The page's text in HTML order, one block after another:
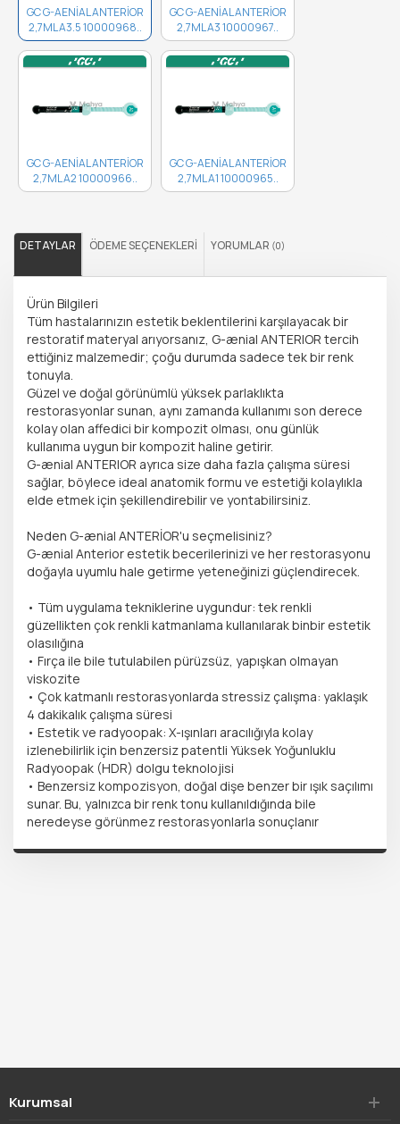
GC G-AENİAL ANTERİOR
2,7ML A3.5 10000968..
GC G-AENİAL ANTERİOR
2,7ML A3 10000967..
GC G-AENİAL ANTERİOR
2,7ML A2 10000966..
GC G-AENİAL ANTERİOR
2,7ML A1 10000965..
DETAYLAR ÖDEME SEÇENEKLERI YORUMLAR (0)
Ürün Bilgileri
Tüm hastalarınızın estetik beklentilerini karşılayacak bir
restoratif materyal arıyorsanız, G-ænial ANTERIOR tercih
ettiğiniz malzemedir; çoğu durumda sadece tek bir renk
tonuyla.
Güzel ve doğal görünümlü yüksek parlaklıkta
restorasyonlar sunan, aynı zamanda kullanımı son derece
kolay olan affedici bir kompozit olması, onu günlük
kullanıma uygun bir kompozit haline getirir.
G-ænial ANTERIOR ayrıca size daha fazla çalışma süresi
sağlar, böylece ideal anatomik formu ve estetiği kolaylıkla
elde etmek için şekillendirebilir ve yontabilirsiniz.
Neden G-ænial ANTERİOR'u seçmelisiniz?
G-ænial Anterior estetik becerilerinizi ve her restorasyonu
doğayla uyumlu hale getirme yeteneğinizi güçlendirecek.
• Tüm uygulama tekniklerine uygundur: tek renkli
güzellikten çok renkli katmanlama kullanılarak binbir estetik
olasılığına
• Fırça ile bile tutulabilen pürüzsüz, yapışkan olmayan
viskozite
• Çok katmanlı restorasyonlarda stressiz çalışma: yaklaşık
4 dakikalık çalışma süresi
• Estetik ve radyoopak: X-ışınları aracılığıyla kolay
izlenebilirlik için benzersiz patentli Yüksek Yoğunluklu
Radyoopak (HDR) dolgu teknolojisi
• Benzersiz kompozisyon, doğal dişe benzer bir ışık saçılımı
sunar. Bu, yalnızca bir renk tonu kullanıldığında bile
neredeyse görünmez restorasyonlarla sonuçlanır
Kurumsal